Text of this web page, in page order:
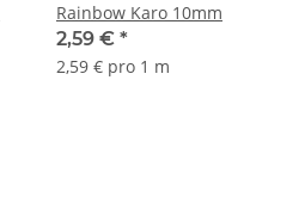
Rainbow Karo 10mm
2,59 € *
2,59 € pro 1 m